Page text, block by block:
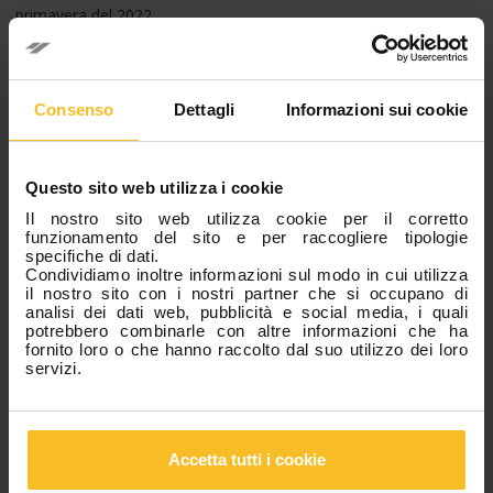
Consenso Dettagli Informazioni sui cookie
Questo sito web utilizza i cookie
Il nostro sito web utilizza cookie per il corretto
funzionamento del sito e per raccogliere tipologie
specifiche di dati.
Condividiamo inoltre informazioni sul modo in cui utilizza
il nostro sito con i nostri partner che si occupano di
analisi dei dati web, pubblicità e social media, i quali
potrebbero combinarle con altre informazioni che ha
fornito loro o che hanno raccolto dal suo utilizzo dei loro
servizi.
Accetta tutti i cookie
primavera del 2022.
referente ed il Dirigente Scolastico del progetto “Scuola
realizzate della corsa podistica “Run with Zhermack”,
indipendentemente dal fatto che quest’anno non si fosse tenuta.
Durante la conferenza stampa, il General Manager, Ing. Paolo
Ambrosini, ha sottolineato: “Quotidianamente oramai ci
dobbiamo confrontare con le conseguenze economiche che la
pandemia ha provocato, a tutti i livelli. Proprio in questo contesto
deve essere ancora più forte il Nostro senso di responsabilità. Con
questa azione concreta, quindi, Zhermack conferma la propria
locale. Nonostante il respiro internazionale del nostro business, la
economico – per quanti vivono il territorio locale, rimane per noi